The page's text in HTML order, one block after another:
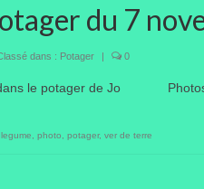
du 7
dans : Potager | 0
dans le potager de Jo Photos
legume photo potager, ver de terre